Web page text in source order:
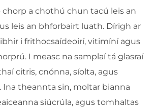
a chothú chun tacú leis an
leis an bhforbairt luath. Dírigh ar
i frithocsaídeoirí, vitimíní agus
I measc na samplaí tá glasraí
citris, cnónna, síolta, agus
theannta sin, moltar bianna
siúcrúla, agus tomhaltas